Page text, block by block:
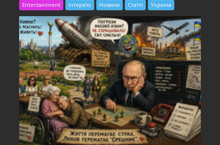
Entertainment Інтерв'ю Новини Статті Україна